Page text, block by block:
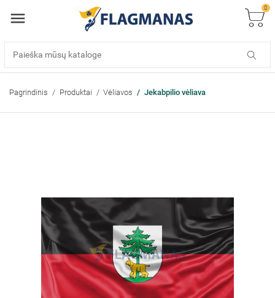
0
Pagrindinis Produktai Vėliavos Jekabpilio vėliava